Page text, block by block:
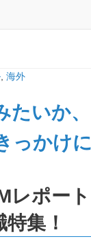
海外
たいか
っかけ
レポート
集！